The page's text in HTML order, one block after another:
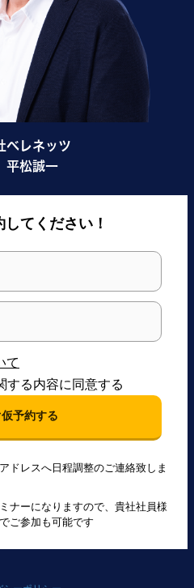
ベレネッツ
松誠一
てください！
て
する内容に同意する
予約する
ドレスへ日程調整のご連絡致しま
ナーになりますので、貴社社員様
ご参加も可能です